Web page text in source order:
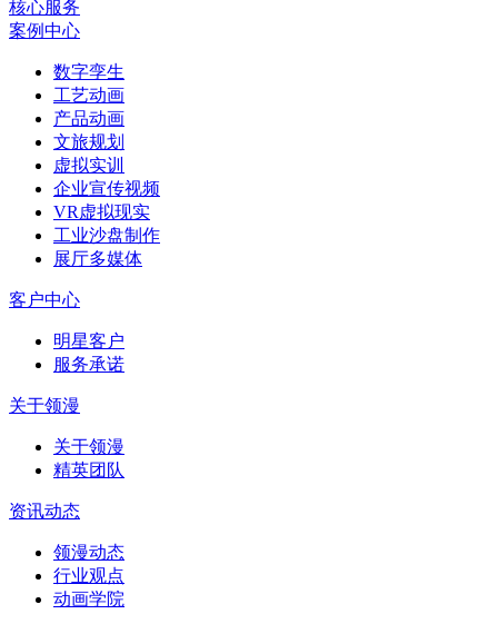
核心服务
案例中心
数字孪生
工艺动画
产品动画
文旅规划
虚拟实训
企业宣传视频
VR虚拟现实
工业沙盘制作
展厅多媒体
客户中心
明星客户
服务承诺
关于领漫
关于领漫
精英团队
资讯动态
领漫动态
行业观点
动画学院